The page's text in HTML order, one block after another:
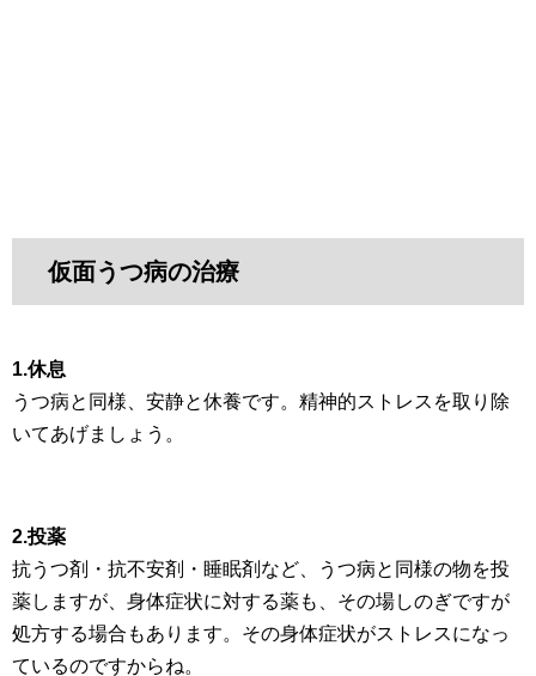
仮面うつ病の治療
1.休息
うつ病と同様、安静と休養です。精神的ストレスを取り除
いてあげましょう。
2.投薬
抗うつ剤・抗不安剤・睡眠剤など、うつ病と同様の物を投
薬しますが、身体症状に対する薬も、その場しのぎですが
処方する場合もあります。その身体症状がストレスになっ
ているのですからね。